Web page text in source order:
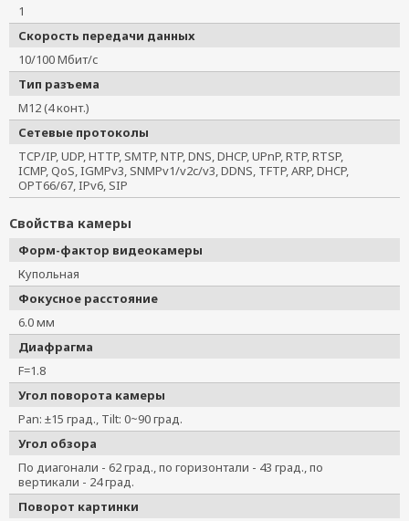
VPort P06-1MP-M12-MIC-CAM42-T
VPort P06-1MP-M12-MIC-CAM60
VPort 06-2L80M-CT
VPort P06-1MP-M12-MIC-CAM60-T
VPort P06-1MP-M12-MIC-CAM25
VPort P06-2L36M-CT
VPort P06-1MP-M12-MIC-CAM25-CT
VPort P06-1MP-M12-MIC-CAM25-CT-T
VPort P06-1MP-M12-MIC-CAM25-T
VPort P06-1MP-M12-CAM25
VPort P06-1MP-M12-CAM25-CT
1
Скорость передачи данных
10/100 Мбит/с
Тип разъема
M12 (4 конт.)
Сетевые протоколы
TCP/IP, UDP, HTTP, SMTP, NTP, DNS, DHCP, UPnP, RTP, RTSP,
ICMP, QoS, IGMPv3, SNMPv1/v2c/v3, DDNS, TFTP, ARP, DHCP,
OPT66/67, IPv6, SIP
Свойства камеры
Форм-фактор видеокамеры
Купольная
Фокусное расстояние
6.0 мм
Диафрагма
F=1.8
Угол поворота камеры
Pan: ±15 град., Tilt: 0~90 град.
Угол обзора
По диагонали - 62 град., по горизонтали - 43 град., по
вертикали - 24 град.
Поворот картинки